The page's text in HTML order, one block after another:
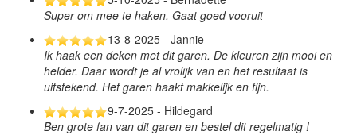
Super om mee te haken. Gaat goed vooruit
13-8-2025 - Jannie
Ik haak een deken met dit garen. De kleuren zijn mooi en
helder. Daar wordt je al vrolijk van en het resultaat is
uitstekend. Het garen haakt makkelijk en fijn.
9-7-2025 - Hildegard
Ben grote fan van dit garen en bestel dit regelmatig !